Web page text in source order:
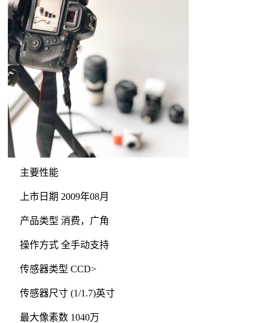
主要性能
上市日期 2009年08月
产品类型 消费，广角
操作方式 全手动支持
传感器类型 CCD>
传感器尺寸 (1/1.7)英寸
最大像素数 1040万